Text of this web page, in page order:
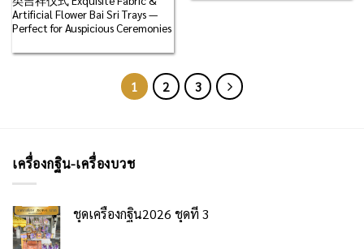
Artificial Flower Bai Sri Trays —
Perfect for Auspicious Ceremonies
1 2 3
เครื่องกฐิน-เครื่องบวช
ชุดเครื่องกฐิน2026 ชุดที่ 3